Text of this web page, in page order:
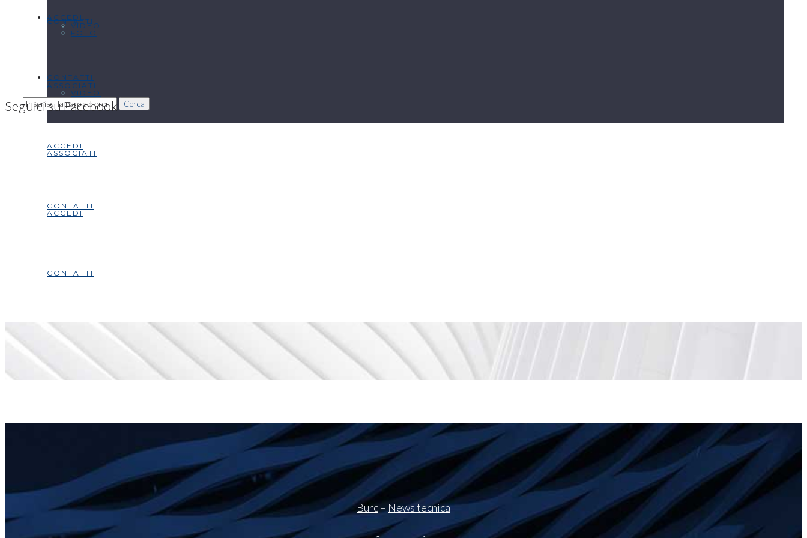
ACCEDI
CONTATTI
CONTATTI
Cerca
VIDEO
ASSOCIATI
ACCEDI
CONTATTI
FOTO
VIDEO
ASSOCIATI
ACCEDI
CONTATTI
Seguici su Facebook
Burc–News tecnica